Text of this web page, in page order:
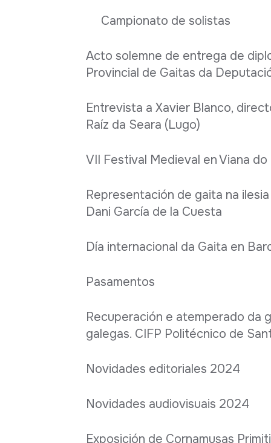
Campionato de solistas
Acto solemne de entrega de
Provincial de Gaitas da
Entrevista a Xavier Blanco,
Raíz da Seara (Lugo)
VII Festival Medieval en Viana do
Representación de gaita na
Dani García de la Cuesta
Día internacional da Gaita en
Pasamentos
Recuperación e atemperado da
galegas. CIFP Politécnico de
Novidades editoriales 2024
Novidades audiovisuais 2024
Exposición de Cornamusas